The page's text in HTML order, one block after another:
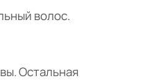
волос.
Остальная